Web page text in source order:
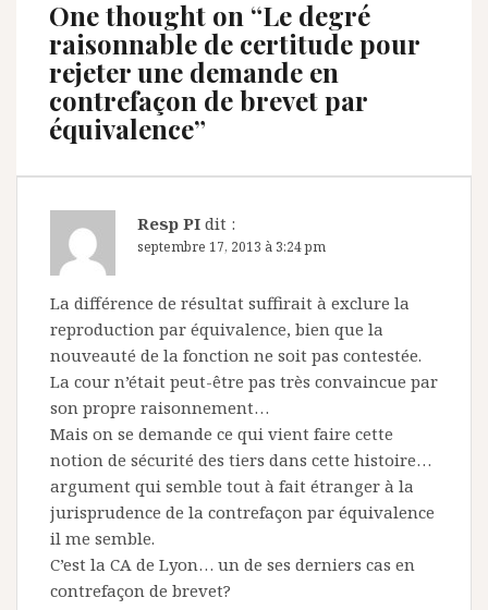
One thought on “Le degré
raisonnable de certitude pour
rejeter une demande en
contrefaçon de brevet par
équivalence”
Resp PI dit :
septembre 17, 2013 à 3:24 pm
La différence de résultat suffirait à exclure la
reproduction par équivalence, bien que la
nouveauté de la fonction ne soit pas contestée.
La cour n’était peut-être pas très convaincue par
son propre raisonnement…
Mais on se demande ce qui vient faire cette
notion de sécurité des tiers dans cette histoire…
argument qui semble tout à fait étranger à la
jurisprudence de la contrefaçon par équivalence
il me semble.
C’est la CA de Lyon… un de ses derniers cas en
contrefaçon de brevet?